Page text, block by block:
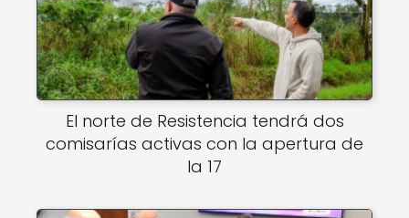
El norte de Resistencia tendrá dos
comisarías activas con la apertura de
la 17